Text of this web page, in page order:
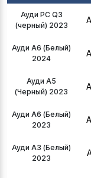
Ауди РС Q3
(черный) 2023
Ауди А6 (Белый)
2024
Ауди А5
(Черный) 2023
Ауди А6 (Белый)
2023
Ауди А3 (Белый)
2023